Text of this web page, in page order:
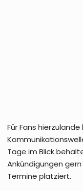
Für Fans
Tage im Blick
Ankündigungen
Termine platziert.